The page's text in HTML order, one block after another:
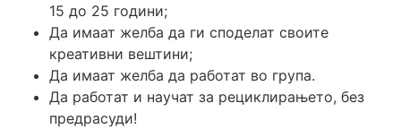
15 до 25 години;
Да имаат желба да ги споделат своите
креативни вештини;
Да имаат желба да работат во група.
Да работат и научат за рециклирањето, без
предрасуди!